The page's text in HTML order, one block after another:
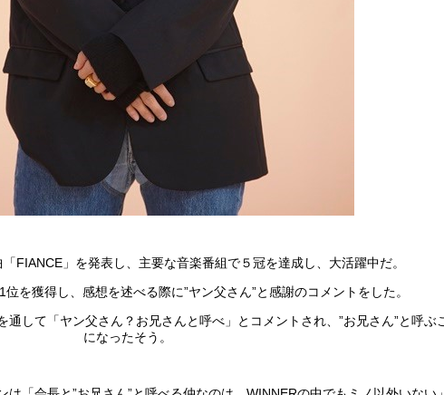
FIANCE」を発表し、主要な音楽番組で５冠を達成し、大活躍中だ。
を獲得し、感想を述べる際に”ヤン父さん”と感謝のコメントをした。
通して「ヤン父さん？お兄さんと呼べ」とコメントされ、”お兄さん”と呼ぶ
になったそう。